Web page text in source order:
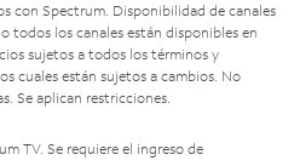
con Spectrum. Disponibilidad de canales
todos los canales están disponibles en
sujetos a todos los términos y
cuales están sujetos a cambios. No
Se aplican restricciones.
TV. Se requiere el ingreso de